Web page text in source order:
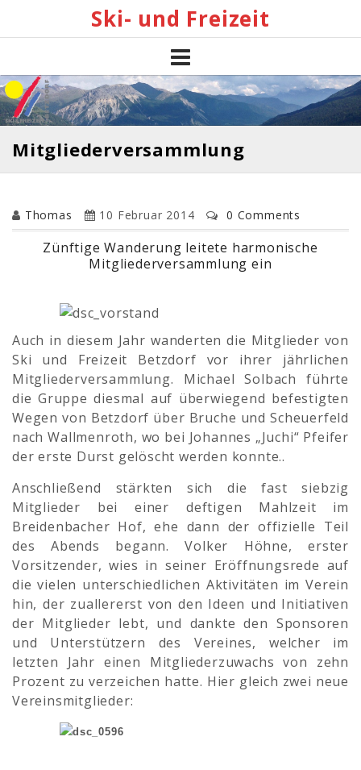
Ski- und Freizeit
Mitgliederversammlung
Thomas 10 Februar 2014 0 Comments
Zünftige Wanderung leitete harmonische
Mitgliederversammlung ein
Auch in diesem Jahr wanderten die Mitglieder von
Ski und Freizeit Betzdorf vor ihrer jährlichen
Mitgliederversammlung. Michael Solbach führte
die Gruppe diesmal auf überwiegend befestigten
Wegen von Betzdorf über Bruche und Scheuerfeld
nach Wallmenroth, wo bei Johannes „Juchi“ Pfeifer
der erste Durst gelöscht werden konnte..
Anschließend stärkten sich die fast siebzig
Mitglieder bei einer deftigen Mahlzeit im
Breidenbacher Hof, ehe dann der offizielle Teil
des Abends begann. Volker Höhne, erster
Vorsitzender, wies in seiner Eröffnungsrede auf
die vielen unterschiedlichen Aktivitäten im Verein
hin, der zuallererst von den Ideen und Initiativen
der Mitglieder lebt, und dankte den Sponsoren
und Unterstützern des Vereines, welcher im
letzten Jahr einen Mitgliederzuwachs von zehn
Prozent zu verzeichen hatte. Hier gleich zwei neue
Vereinsmitglieder: